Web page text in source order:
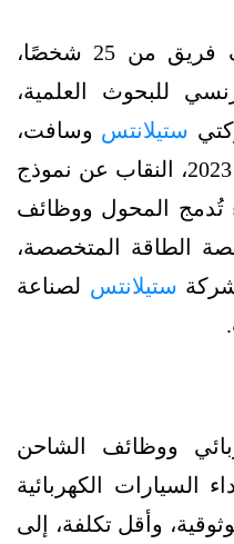
وفي هذا الخصوص، كشف فريق من 25 شخصًا،
للبحوث العلمية،
ستيلانتس وسافت،
يوم الخميس 20 يوليو/تموز 2023، النقاب عن نموذج
تُدمج المحول ووظائف
الطاقة المتخصصة،
ستيلانتس لصناعة
ووظائف الشاحن
السيارات الكهربائية
وأقل تكلفة، إلى